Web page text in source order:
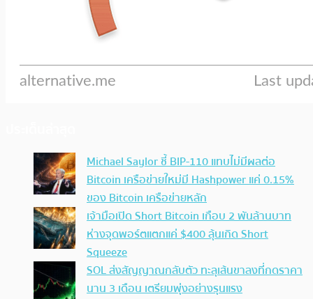
Michael Saylor ชี้ BIP-110 แทบไม่มีผลต่อ
Bitcoin เครือข่ายใหม่มี Hashpower แค่ 0.15%
ของ Bitcoin เครือข่ายหลัก
เจ้ามือเปิด Short Bitcoin เกือบ 2 พันล้านบาท
ห่างจุดพอร์ตแตกแค่ $400 ลุ้นเกิด Short
Squeeze
SOL ส่งสัญญาณกลับตัว ทะลุเส้นขาลงที่กดราคา
นาน 3 เดือน เตรียมพุ่งอย่างรุนแรง